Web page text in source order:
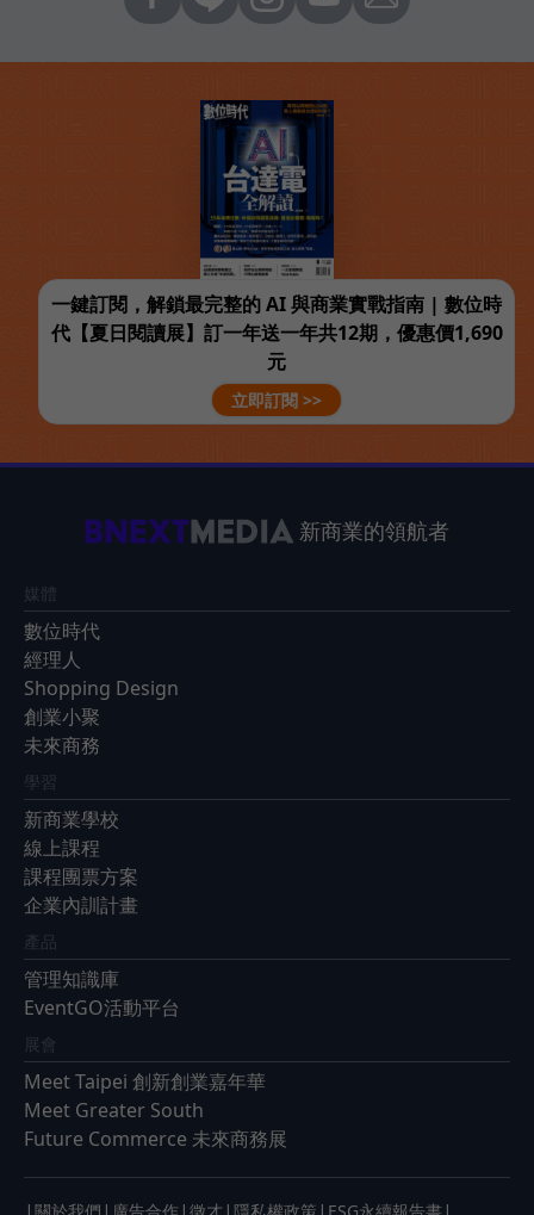
一鍵訂閱，解鎖最完整的 AI 與商業實戰指南 | 數位時
代【夏日閱讀展】訂一年送一年共12期，優惠價1,690
元
立即訂閱 >>
新商業的領航者
媒體
數位時代
經理人
Shopping Design
創業小聚
未來商務
學習
新商業學校
線上課程
課程團票方案
企業內訓計畫
產品
管理知識庫
EventGO活動平台
展會
Meet Taipei 創新創業嘉年華
Meet Greater South
Future Commerce 未來商務展